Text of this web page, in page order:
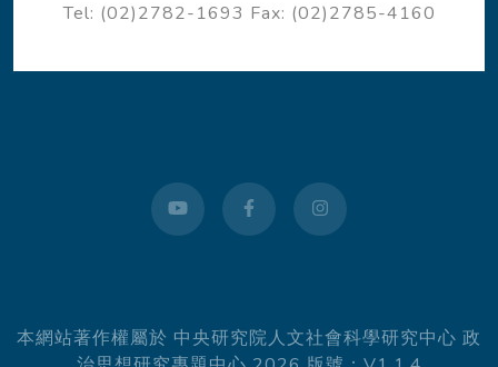
Tel: (02)2782-1693 Fax: (02)2785-4160
youtube facebookinstagram
本網站著作權屬於 中央研究院人文社會科學研究中心 政